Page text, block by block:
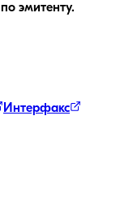
эмитенту.
Интерфакс